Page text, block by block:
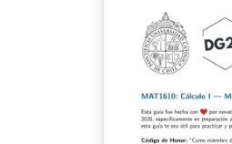
Rückfragen gerne